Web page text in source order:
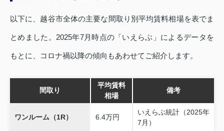
以下に、越谷市全体の主要な間取り別平均賃料相場を表でま
とめました。2025年7月時点の「いえらぶ」によるデータを
もとに、コロナ禍以降の傾向もあわせてご紹介します。
間取り
平均賃料
相場
備考
ワンルーム（1R） 6.4万円
いえらぶ統計（2025年
7月）